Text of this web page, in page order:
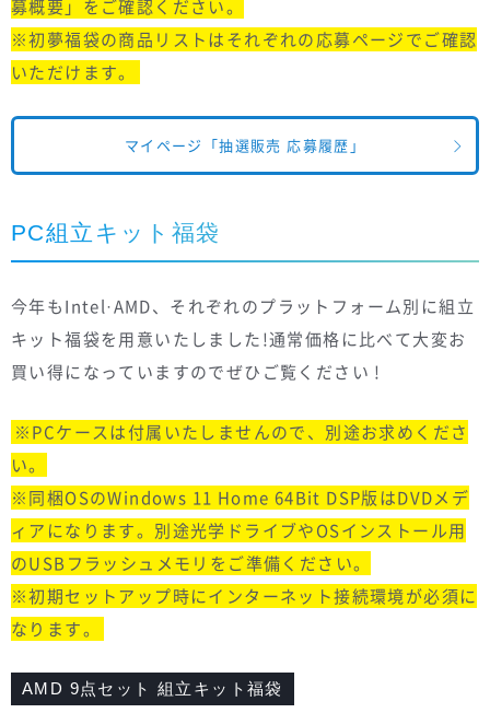
募概要」をご確認ください。
※初夢福袋の商品リストはそれぞれの応募ページでご確認
いただけます。
マイページ「抽選販売 応募履歴」
PC組立キット福袋
今年もIntel·AMD、それぞれのプラットフォーム別に組立
キット福袋を用意いたしました!通常価格に比べて大変お
買い得になっていますのでぜひご覧ください !
※PCケースは付属いたしませんので、別途お求めくださ
い。
※同梱OSのWindows 11 Home 64Bit DSP版はDVDメデ
ィアになります。別途光学ドライブやOSインストール用
のUSBフラッシュメモリをご準備ください。
※初期セットアップ時にインターネット接続環境が必須に
なります。
AMD 9点セット 組立キット福袋